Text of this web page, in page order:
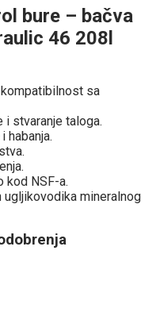
bure – bačva
46 208l
sa
stvaranje taloga.
habanja.
kod NSF-a.
ugljikovodika mineralnog